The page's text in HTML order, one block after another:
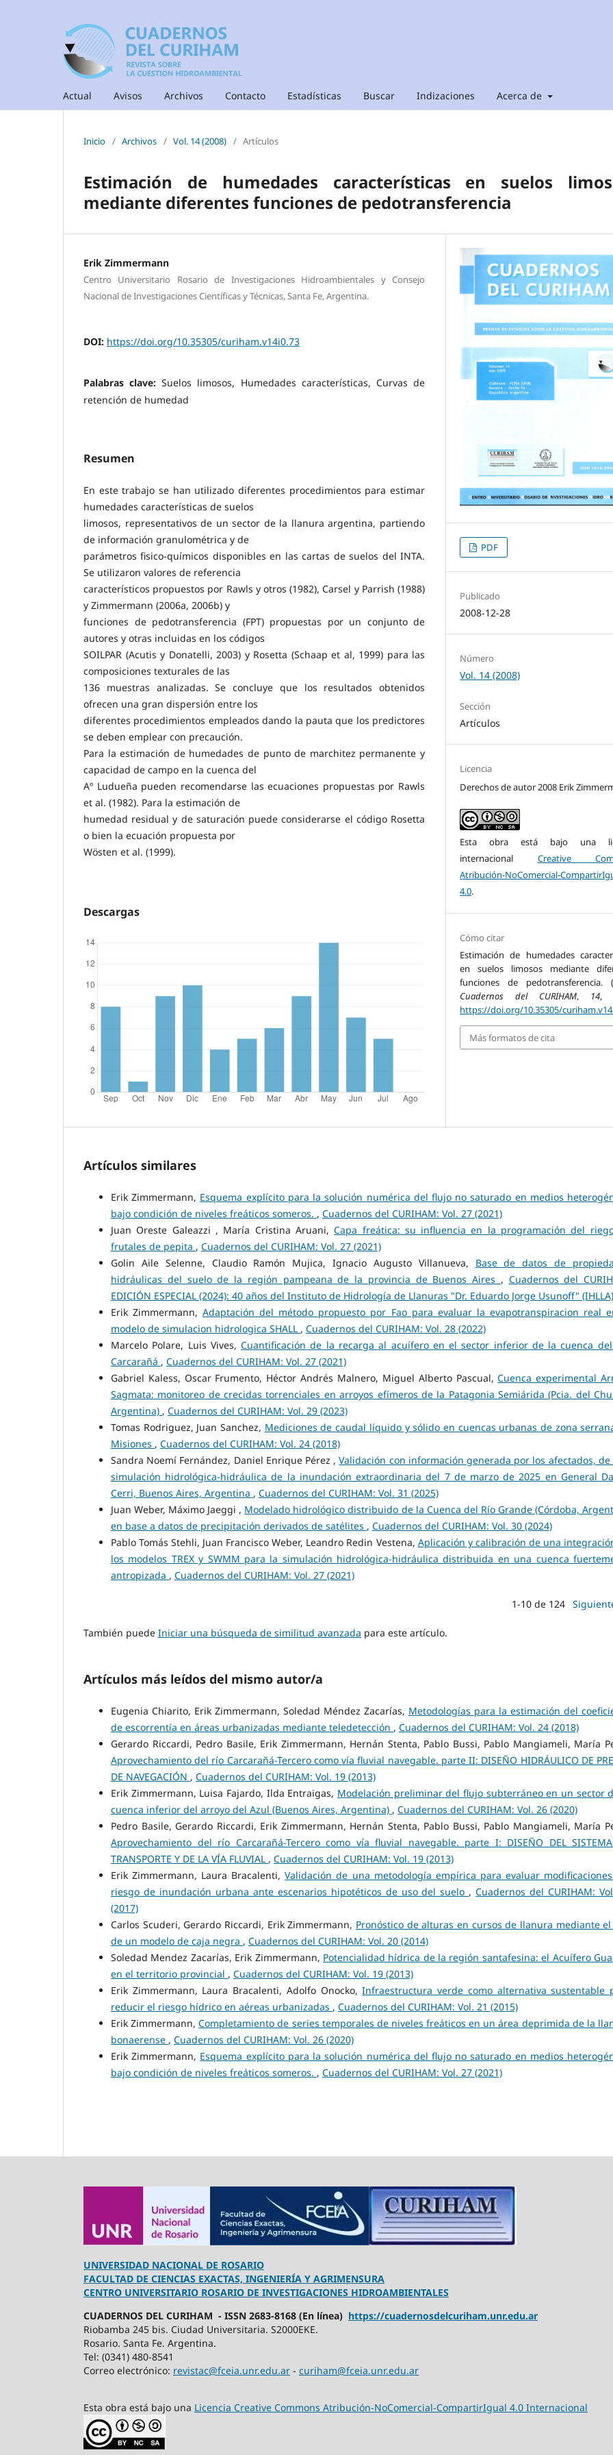
Actual Avisos Archivos Contacto Estadísticas Buscar Indizaciones Acerca de
Inicio / Archivos / Vol. 14 (2008) / Artículos
Estimación de humedades características en suelos
mediante diferentes funciones de pedotransferencia
Erik Zimmermann
Centro Universitario Rosario de Investigaciones Hidroambientales y Consejo
Nacional de Investigaciones Científicas y Técnicas, Santa Fe, Argentina.
DOI: https://doi.org/10.35305/curiham.v14i0.73
Palabras clave:Suelos limosos, Humedades características, Curvas de
retención de humedad
Resumen
En este trabajo se han utilizado diferentes procedimientos para estimar
humedades características de suelos
limosos, representativos de un sector de la llanura argentina, partiendo
de información granulométrica y de
parámetros fisico-químicos disponibles en las cartas de suelos del INTA.
Se utilizaron valores de referencia
característicos propuestos por Rawls y otros (1982), Carsel y Parrish (1988)
y Zimmermann (2006a, 2006b) y
funciones de pedotransferencia (FPT) propuestas por un conjunto de
autores y otras incluidas en los códigos
SOILPAR (Acutis y Donatelli, 2003) y Rosetta (Schaap et al, 1999) para las
composiciones texturales de las
136 muestras analizadas. Se concluye que los resultados obtenidos
ofrecen una gran dispersión entre los
diferentes procedimientos empleados dando la pauta que los predictores
se deben emplear con precaución.
Para la estimación de humedades de punto de marchitez permanente y
capacidad de campo en la cuenca del
Aº Ludueña pueden recomendarse las ecuaciones propuestas por Rawls
et al. (1982). Para la estimación de
humedad residual y de saturación puede considerarse el código Rosetta
o bien la ecuación propuesta por
Wösten et al. (1999).
Descargas
PDF
Publicado
2008-12-28
Número
Vol. 14 (2008)
Sección
Artículos
Licencia
Derechos de autor 2008 Erik
Esta obra está bajo una
internacional Creative
Atribución-NoComercial-
4.0.
Cómo citar
Estimación de humedades
en suelos limosos mediante
funciones de pedotransferencia.
Cuadernos del CURIHAM, 14,
https://doi.org/10.35305/
Más formatos de cita
Artículos similares
Erik Zimmermann, Esquema explícito para la solución numérica del flujo no saturado en medios
bajo condición de niveles freáticos someros. , Cuadernos del CURIHAM: Vol. 27 (2021)
Juan Oreste Galeazzi , María Cristina Aruani,Capa freática: su influencia en la programación del
frutales de pepita , Cuadernos del CURIHAM: Vol. 27 (2021)
Golin Aile Selenne, Claudio Ramón Mujica, Ignacio Augusto Villanueva, Base de datos de
hidráulicas del suelo de la región pampeana de la provincia de Buenos Aires , Cuadernos del
EDICIÓN ESPECIAL (2024): 40 años del Instituto de Hidrología de Llanuras "Dr. Eduardo Jorge Usunoff" (IHLLA)
Erik Zimmermann,Adaptación del método propuesto por Fao para evaluar la evapotranspiracion real
modelo de simulacion hidrologica SHALL , Cuadernos del CURIHAM: Vol. 28 (2022)
Marcelo Polare, Luis Vives,Cuantificación de la recarga al acuífero en el sector inferior de la cuenca
Carcarañá , Cuadernos del CURIHAM: Vol. 27 (2021)
Gabriel Kaless, Oscar Frumento, Héctor Andrés Malnero, Miguel Alberto Pascual,Cuenca experimental
Sagmata: monitoreo de crecidas torrenciales en arroyos efímeros de la Patagonia Semiárida (Pcia. del
Argentina) , Cuadernos del CURIHAM: Vol. 29 (2023)
Tomas Rodriguez, Juan Sanchez, Mediciones de caudal líquido y sólido en cuencas urbanas de zona
Misiones , Cuadernos del CURIHAM: Vol. 24 (2018)
Sandra Noemí Fernández, Daniel Enrique Pérez ,Validación con información generada por los afectados, de
simulación hidrológica-hidráulica de la inundación extraordinaria del 7 de marzo de 2025 en General
Cerri, Buenos Aires, Argentina , Cuadernos del CURIHAM: Vol. 31 (2025)
Juan Weber, Máximo Jaeggi , Modelado hidrológico distribuido de la Cuenca del Río Grande (Córdoba,
en base a datos de precipitación derivados de satélites , Cuadernos del CURIHAM: Vol. 30 (2024)
Pablo Tomás Stehli, Juan Francisco Weber, Leandro Redin Vestena, Aplicación y calibración de una
los modelos TREX y SWMM para la simulación hidrológica-hidráulica distribuida en una cuenca
antropizada , Cuadernos del CURIHAM: Vol. 27 (2021)
1-10 de 124
También puede Iniciar una búsqueda de similitud avanzada para este artículo.
Artículos más leídos del mismo autor/a
Eugenia Chiarito, Erik Zimmermann, Soledad Méndez Zacarías, Metodologías para la estimación del
de escorrentía en áreas urbanizadas mediante teledetección , Cuadernos del CURIHAM: Vol. 24 (2018)
Gerardo Riccardi, Pedro Basile, Erik Zimmermann, Hernán Stenta, Pablo Bussi, Pablo Mangiameli, María
Aprovechamiento del río Carcarañá-Tercero como vía fluvial navegable. parte II: DISEÑO HIDRÁULICO DE
DE NAVEGACIÓN , Cuadernos del CURIHAM: Vol. 19 (2013)
Erik Zimmermann, Luisa Fajardo, Ilda Entraigas, Modelación preliminar del flujo subterráneo en un sector
cuenca inferior del arroyo del Azul (Buenos Aires, Argentina) , Cuadernos del CURIHAM: Vol. 26 (2020)
Pedro Basile, Gerardo Riccardi, Erik Zimmermann, Hernán Stenta, Pablo Bussi, Pablo Mangiameli, María
Aprovechamiento del río Carcarañá-Tercero como vía fluvial navegable. parte I: DISEÑO DEL
TRANSPORTE Y DE LA VÍA FLUVIAL , Cuadernos del CURIHAM: Vol. 19 (2013)
Erik Zimmermann, Laura Bracalenti,Validación de una metodología empírica para evaluar
riesgo de inundación urbana ante escenarios hipotéticos de uso del suelo ,Cuadernos del CURIHAM:
(2017)
Carlos Scuderi, Gerardo Riccardi, Erik Zimmermann, Pronóstico de alturas en cursos de llanura mediante
de un modelo de caja negra , Cuadernos del CURIHAM: Vol. 20 (2014)
Soledad Mendez Zacarías, Erik Zimmermann, Potencialidad hídrica de la región santafesina: el Acuífero
en el territorio provincial , Cuadernos del CURIHAM: Vol. 19 (2013)
Erik Zimmermann, Laura Bracalenti, Adolfo Onocko,Infraestructura verde como alternativa sustentable
reducir el riesgo hídrico en aéreas urbanizadas , Cuadernos del CURIHAM: Vol. 21 (2015)
Erik Zimmermann,Completamiento de series temporales de niveles freáticos en un área deprimida de la
bonaerense , Cuadernos del CURIHAM: Vol. 26 (2020)
Erik Zimmermann, Esquema explícito para la solución numérica del flujo no saturado en medios
bajo condición de niveles freáticos someros. , Cuadernos del CURIHAM: Vol. 27 (2021)
UNIVERSIDAD NACIONAL DE ROSARIO
FACULTAD DE CIENCIAS EXACTAS, INGENIERÍA Y AGRIMENSURA
CENTRO UNIVERSITARIO ROSARIO DE INVESTIGACIONES HIDROAMBIENTALES
CUADERNOS DEL CURIHAM - ISSN 2683-8168 (En línea) https://cuadernosdelcuriham.unr.edu.ar
Riobamba 245 bis. Ciudad Universitaria. S2000EKE.
Rosario. Santa Fe. Argentina.
Tel: (0341) 480-8541
Correo electrónico: revistac@fceia.unr.edu.ar - curiham@fceia.unr.edu.ar
Esta obra está bajo una Licencia Creative Commons Atribución-NoComercial-CompartirIgual 4.0 Internacional